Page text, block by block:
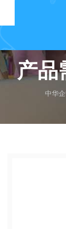
产品
中华